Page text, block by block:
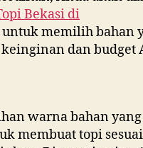
Bekasi di
untuk memilih bahan
dan budget
warna bahan
membuat topi